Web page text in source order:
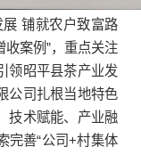
铺就农户致富路
案例”，重点关注
领昭平县茶产业发
公司扎根当地特色
技术赋能、产业融
完善“公司+村集体